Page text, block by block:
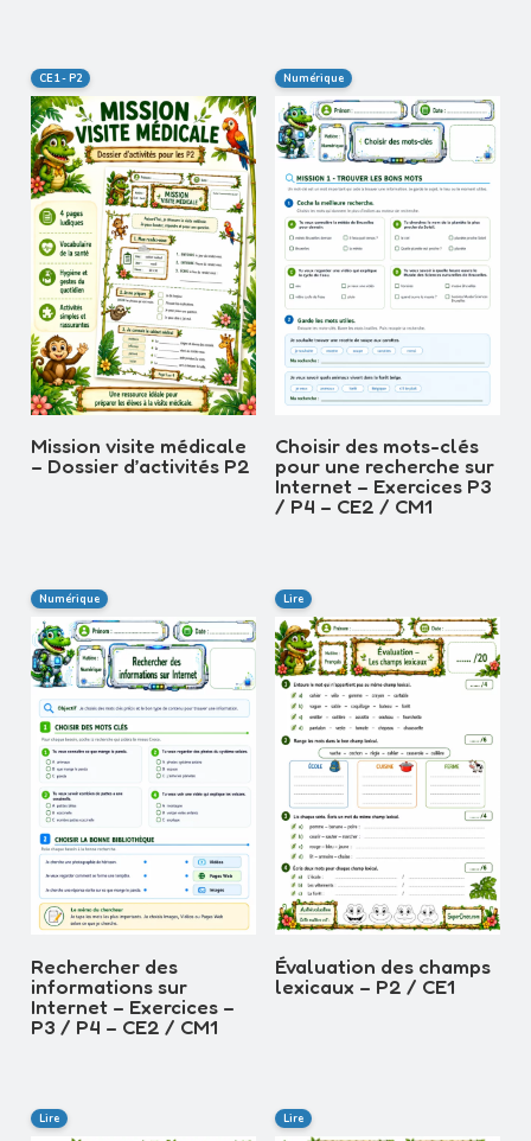
CE1 - P2
Mission visite médicale
– Dossier d’activités P2
Numérique
Choisir des mots-clés
pour une recherche sur
Internet – Exercices P3
/ P4 – CE2 / CM1
Numérique
Rechercher des
informations sur
Internet – Exercices –
P3 / P4 – CE2 / CM1
Lire
Évaluation des champs
lexicaux – P2 / CE1
Lire Lire